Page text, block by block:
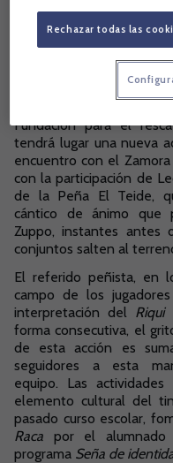
Fundación para el
tendrá lugar una nueva
encuentro con el
con la participación de
de la Peña El Teide,
cántico de ánimo que
Zuppo, instantes antes
conjuntos salten al
El referido peñista, en
campo de los
interpretación del Riqui
forma consecutiva, el
de esta acción es
seguidores a esta
equipo. Las
elemento cultural del
pasado curso escolar,
Raca por el
programa Seña de
Rechazar todas las